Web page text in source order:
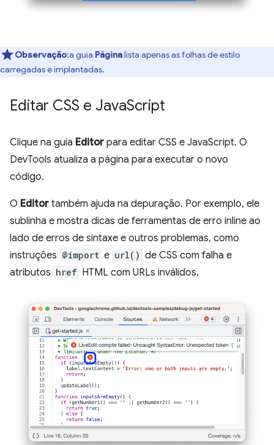
Observação:a guia Páginalista apenas as folhas de estilo
carregadas e implantadas.
Editar CSS e JavaScript
Clique na guia Editor para editar CSS e JavaScript. O
DevTools atualiza a página para executar o novo
código.
O Editor também ajuda na depuração. Por exemplo, ele
sublinha e mostra dicas de ferramentas de erro inline ao
lado de erros de sintaxe e outros problemas, como
instruções @import e url() de CSS com falha e
atributos href HTML com URLs inválidos.